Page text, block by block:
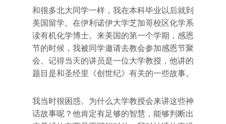
和很多北大同学一样，我在本科毕业以后就到
美国留学。在伊利诺伊大学芝加哥校区化学系
读有机化学博士。来美国的第一个学期，感恩
节的时候，我被同学邀请去教会参加感恩节聚
会。记得当天的讲员是一位大学教授，他讲的
题目是和圣经里《创世纪》有关的一些故事。
我当时很困惑。为什么大学教授会来讲这些神
话故事呢？他肯定有足够的智慧，能够判断出